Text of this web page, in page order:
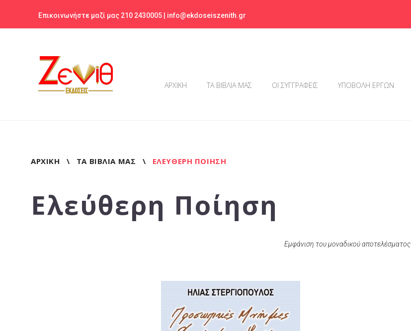
content
Επικοινωνήστε μαζί μας 210 2430005 | info@ekdoseiszenith.gr
ΑΡΧΙΚΗ ΤΑ ΒΙΒΛΙΑ ΜΑΣ ΟΙ ΣΥΓΓΡΑΦΕΙΣ ΥΠΟΒΟΛΗ ΕΡΓΩΝ
ΑΡΧΙΚΉ \ ΤΑ ΒΙΒΛΊΑ ΜΑΣ \ ΕΛΕΎΘΕΡΗ ΠΟΊΗΣΗ
Ελεύθερη Ποίηση
Εμφάνιση του μοναδικού αποτελέσματος